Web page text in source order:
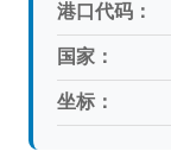
港口代码：
国家：
坐标：